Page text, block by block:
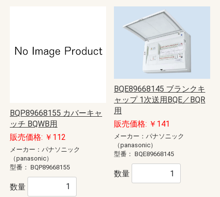
BQP89668155 カバーキャ
ッチ BQWB用
販売価格: ￥112
メーカー：パナソニック
（panasonic）
型番： BQP89668155
数量
BQE89668145 ブランクキ
ャップ 1次送用BQE／BQR
用
販売価格: ￥141
メーカー：パナソニック
（panasonic）
型番： BQE89668145
数量